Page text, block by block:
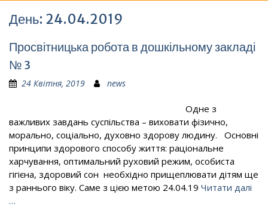
День: 24.04.2019
Просвітницька робота в дошкільному закладі
№ 3
24 Квітня, 2019 news
Одне з
важливих завдань суспільства – виховати фізично,
морально, соціально, духовно здорову людину. Основні
принципи здорового способу життя: раціональне
харчування, оптимальний руховий режим, особиста
гігієна, здоровий сон необхідно прищеплювати дітям ще
з раннього віку. Саме з цією метою 24.04.19 Читати далі
…